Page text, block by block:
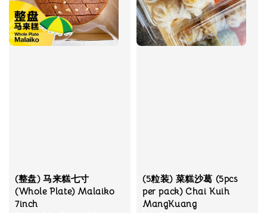
(整盘) 马来糕七寸
(Whole Plate) Malaiko
7inch
(5粒装) 菜糕沙葛 (5pcs
per pack) Chai Kuih
MangKuang